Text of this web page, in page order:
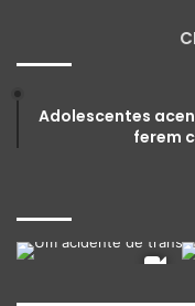
Adolescentes
ferem